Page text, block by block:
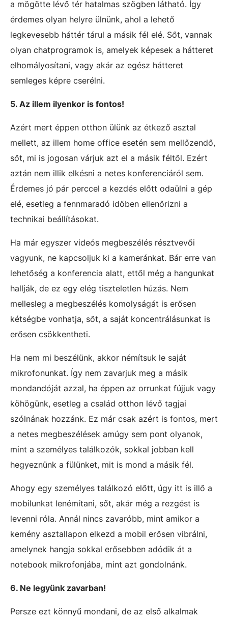
a mögötte lévő tér hatalmas szögben látható. Így
érdemes olyan helyre ülnünk, ahol a lehető
legkevesebb háttér tárul a másik fél elé. Sőt, vannak
olyan chatprogramok is, amelyek képesek a hátteret
elhomályosítani, vagy akár az egész hátteret
semleges képre cserélni.
5. Az illem ilyenkor is fontos!
Azért mert éppen otthon ülünk az étkező asztal
mellett, az illem home office esetén sem mellőzendő,
sőt, mi is jogosan várjuk azt el a másik féltől. Ezért
aztán nem illik elkésni a netes konferenciáról sem.
Érdemes jó pár perccel a kezdés előtt odaülni a gép
elé, esetleg a fennmaradó időben ellenőrizni a
technikai beállításokat.
Ha már egyszer videós megbeszélés résztvevői
vagyunk, ne kapcsoljuk ki a kameránkat. Bár erre van
lehetőség a konferencia alatt, ettől még a hangunkat
hallják, de ez egy elég tiszteletlen húzás. Nem
mellesleg a megbeszélés komolyságát is erősen
kétségbe vonhatja, sőt, a saját koncentrálásunkat is
erősen csökkentheti.
Ha nem mi beszélünk, akkor némítsuk le saját
mikrofonunkat. Így nem zavarjuk meg a másik
mondandóját azzal, ha éppen az orrunkat fújjuk vagy
köhögünk, esetleg a család otthon lévő tagjai
szólnának hozzánk. Ez már csak azért is fontos, mert
a netes megbeszélések amúgy sem pont olyanok,
mint a személyes találkozók, sokkal jobban kell
hegyeznünk a fülünket, mit is mond a másik fél.
Ahogy egy személyes találkozó előtt, úgy itt is illő a
mobilunkat lenémítani, sőt, akár még a rezgést is
levenni róla. Annál nincs zavaróbb, mint amikor a
kemény asztallapon elkezd a mobil erősen vibrálni,
amelynek hangja sokkal erősebben adódik át a
notebook mikrofonjába, mint azt gondolnánk.
6. Ne legyünk zavarban!
Persze ezt könnyű mondani, de az első alkalmak